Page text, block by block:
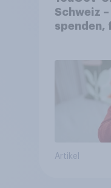
Schweiz
spenden,
Artikel